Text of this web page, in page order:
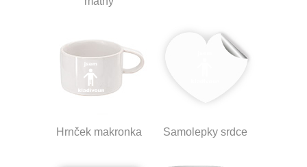
Hrnček makronka Samolepky srdce